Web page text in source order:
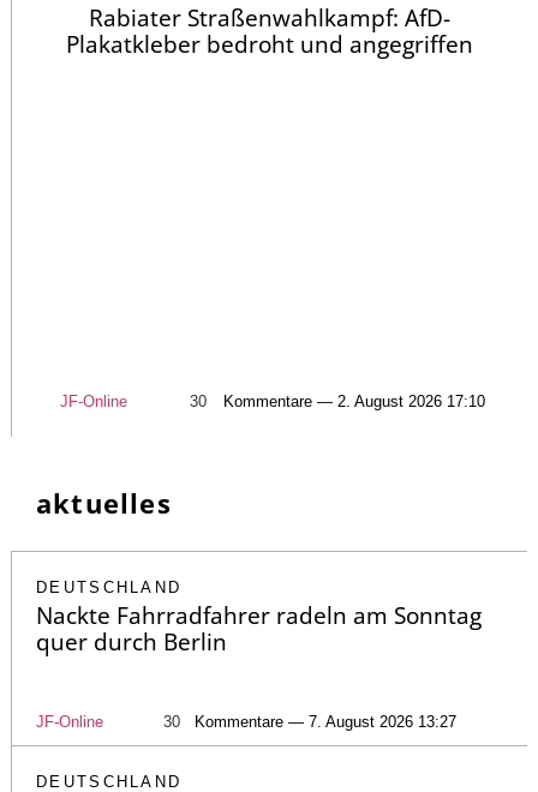
Rabiater Straßenwahlkampf: AfD-
Plakatkleber bedroht und angegriffen
JF-Online 30 Kommentare — 2. August 2026 17:10
aktuelles
DEUTSCHLAND
Nackte Fahrradfahrer radeln am Sonntag
quer durch Berlin
JF-Online 30 Kommentare — 7. August 2026 13:27
DEUTSCHLAND